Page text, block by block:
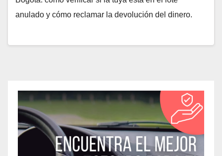
anulado y cómo reclamar la devolución del dinero.